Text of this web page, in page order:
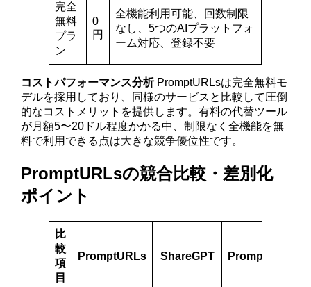
完全
無料
プラ
ン
0
円
全機能利用可能、回数制限
なし、5つのAIプラットフォ
ーム対応、登録不要
コストパフォーマンス分析PromptURLsは完全無料モ
デルを採用しており、同様のサービスと比較して圧倒
的なコストメリットを提供します。有料の代替ツール
が月額5〜20ドル程度かかる中、制限なく全機能を無
料で利用できる点は大きな競争優位性です。
PromptURLsの競合比較・差別化
ポイント
比
較
項
目
PromptURLs ShareGPT PromptBase